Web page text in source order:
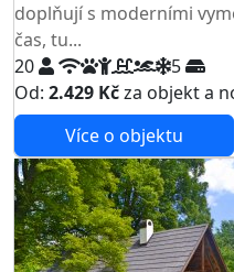
doplňují s moderními
čas, tu...
20
5
Od: 2.429 Kčza objekt a
Více o objektu